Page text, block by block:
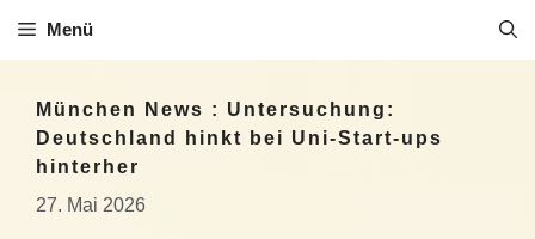
Inhalt
Menü
München News : Untersuchung:
Deutschland hinkt bei Uni-Start-ups
hinterher
27. Mai 2026